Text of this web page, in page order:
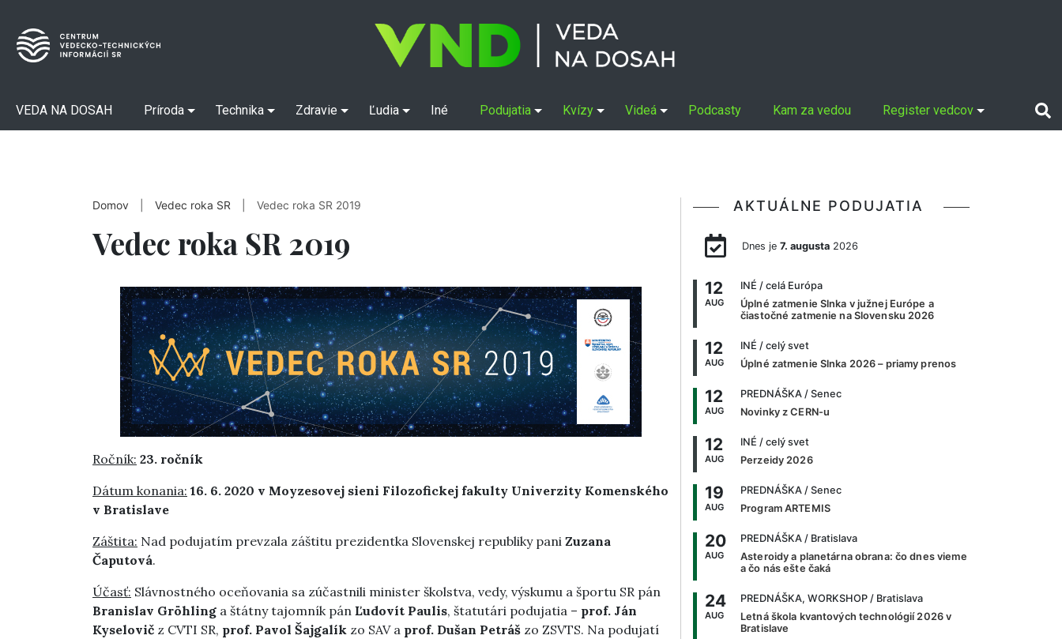
VEDA NA DOSAH Príroda Technika Zdravie Ľudia Iné Podujatia Kvízy Videá Podcasty Kam za vedou Register vedcov
Domov Vedec roka SR Vedec roka SR 2019
Vedec roka SR 2019
Ročník: 23. ročník
Dátum konania: 16. 6. 2020 v Moyzesovej sieni Filozofickej fakulty Univerzity Komenského
v Bratislave
Záštita: Nad podujatím prevzala záštitu prezidentka Slovenskej republiky pani Zuzana
Čaputová.
Účasť: Slávnostného oceňovania sa zúčastnili minister školstva, vedy, výskumu a športu SR pán
Branislav Gröhling a štátny tajomník pán Ľudovít Paulis, štatutári podujatia – prof. Ján
Kyselovič z CVTI SR, prof. Pavol Šajgalík zo SAV a prof. Dušan Petráš zo ZSVTS. Na podujatí
AKTUÁLNE PODUJATIA
Dnes je 7. augusta2026
12
AUG
INÉ / celá Európa
Úplné zatmenie Slnka v južnej Európe a
čiastočné zatmenie na Slovensku 2026
12
AUG
INÉ / celý svet
Úplné zatmenie Slnka 2026 – priamy prenos
12
AUG
PREDNÁŠKA / Senec
Novinky z CERN-u
12
AUG
INÉ / celý svet
Perzeidy 2026
19
AUG
PREDNÁŠKA / Senec
Program ARTEMIS
20
AUG
PREDNÁŠKA / Bratislava
Asteroidy a planetárna obrana: čo dnes vieme
a čo nás ešte čaká
24
AUG
PREDNÁŠKA, WORKSHOP / Bratislava
Letná škola kvantových technológií 2026 v
Bratislave